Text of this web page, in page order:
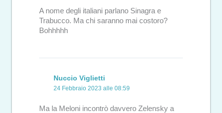
A nome degli italiani parlano Sinagra e
Trabucco. Ma chi saranno mai costoro?
Bohhhhh
Nuccio Viglietti
24 Febbraio 2023 alle 08:59
Ma la Meloni incontrò davvero Zelensky a